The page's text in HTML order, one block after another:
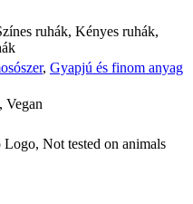
ruhák, Kényes ruhák,
, Gyapjú és finom anyag
Vegan
Not tested on animals